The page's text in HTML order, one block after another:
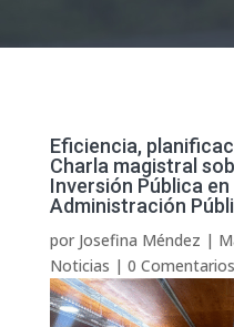
Eficiencia,
Charla magistral
Inversión Pública en
Administración
por Josefina Méndez |
Noticias | 0 Comentarios